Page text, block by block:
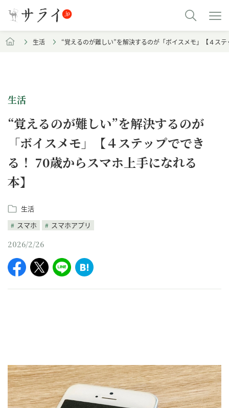
生活 “覚えるのが難しい”を解決するのが「ボイスメモ」【４ス
生活
“覚えるのが難しい”を解決するのが
「ボイスメモ」【４ステップででき
る！ 70歳からスマホ上手になれる
本】
生活
スマホ
スマホアプリ
2026/2/26